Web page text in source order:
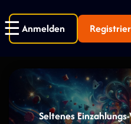
Anmelden
Seltenes